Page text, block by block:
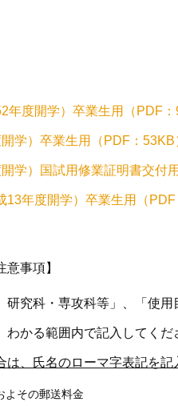
年度開学）卒業生用（PDF：
学）卒業生用（PDF：53KB
学）国試用修業証明書交付
年度開学）卒業生用（PDF
意事項】
研究科・専攻科等」、「使
わかる範囲内で記入してく
、氏名のローマ字表記を記
よその郵送料金